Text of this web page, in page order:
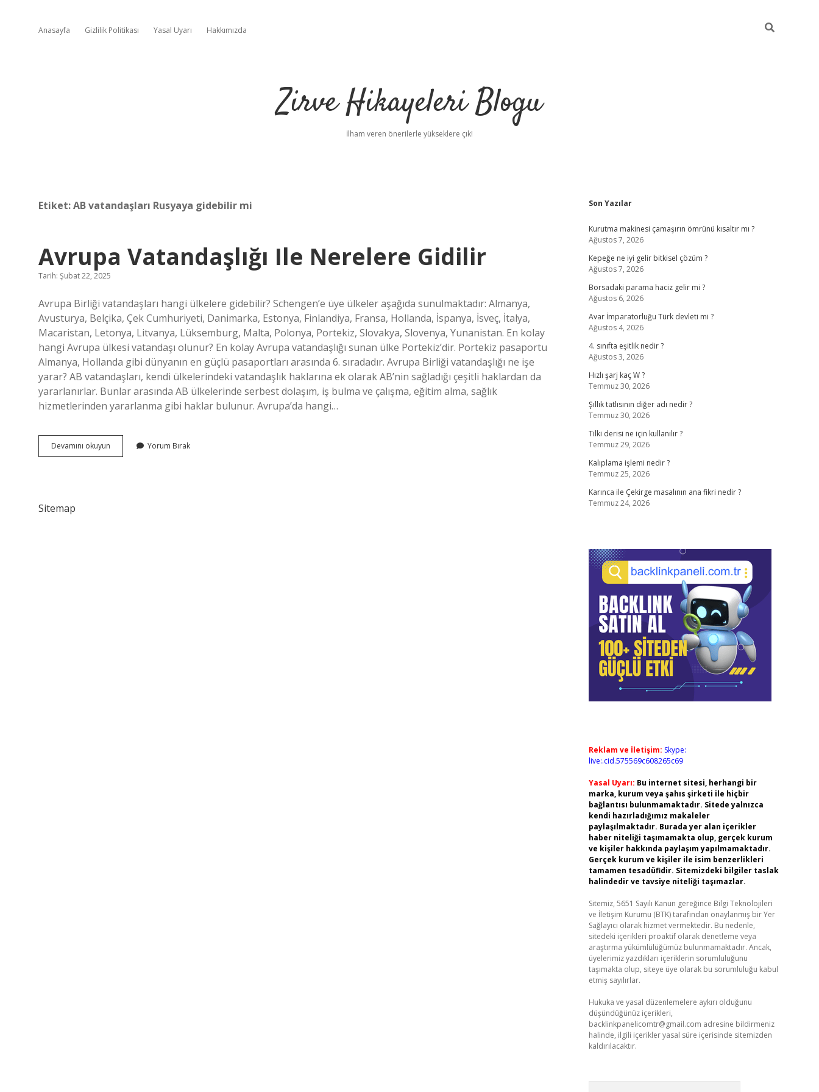
Anasayfa Gizlilik Politikası Yasal Uyarı Hakkımızda
Zirve Hikayeleri Blogu
İlham veren önerilerle yükseklere çık!
Etiket:AB vatandaşları Rusyaya gidebilir mi
Avrupa Vatandaşlığı Ile Nerelere Gidilir
Tarih: Şubat 22, 2025
Avrupa Birliği vatandaşları hangi ülkelere gidebilir? Schengen’e üye ülkeler aşağıda sunulmaktadır: Almanya,
Avusturya, Belçika, Çek Cumhuriyeti, Danimarka, Estonya, Finlandiya, Fransa, Hollanda, İspanya, İsveç, İtalya,
Macaristan, Letonya, Litvanya, Lüksemburg, Malta, Polonya, Portekiz, Slovakya, Slovenya, Yunanistan. En kolay
hangi Avrupa ülkesi vatandaşı olunur? En kolay Avrupa vatandaşlığı sunan ülke Portekiz’dir. Portekiz pasaportu
Almanya, Hollanda gibi dünyanın en güçlü pasaportları arasında 6. sıradadır. Avrupa Birliği vatandaşlığı ne işe
yarar? AB vatandaşları, kendi ülkelerindeki vatandaşlık haklarına ek olarak AB’nin sağladığı çeşitli haklardan da
yararlanırlar. Bunlar arasında AB ülkelerinde serbest dolaşım, iş bulma ve çalışma, eğitim alma, sağlık
hizmetlerinden yararlanma gibi haklar bulunur. Avrupa’da hangi…
Devamını okuyun
Vatandaşlığı
Yorum Bırak
Sitemap
Sidebar
Son Yazılar
Kurutma makinesi çamaşırın ömrünü kısaltır mı ?
Ağustos 7, 2026
Kepeğe ne iyi gelir bitkisel çözüm ?
Ağustos 7, 2026
Borsadaki parama haciz gelir mi ?
Ağustos 6, 2026
Avar İmparatorluğu Türk devleti mi ?
Ağustos 4, 2026
4. sınıfta eşitlik nedir ?
Ağustos 3, 2026
Hızlı şarj kaç W ?
Temmuz 30, 2026
Şıllık tatlısının diğer adı nedir ?
Temmuz 30, 2026
Tilki derisi ne için kullanılır ?
Temmuz 29, 2026
Kalıplama işlemi nedir ?
Temmuz 25, 2026
Karınca ile Çekirge masalının ana fikri nedir ?
Temmuz 24, 2026
Reklam ve İletişim: Skype:
live:.cid.575569c608265c69
Yasal Uyarı: Bu internet sitesi, herhangi bir
marka, kurum veya şahıs şirketi ile hiçbir
bağlantısı bulunmamaktadır. Sitede yalnızca
kendi hazırladığımız makaleler
paylaşılmaktadır. Burada yer alan içerikler
haber niteliği taşımamakta olup, gerçek kurum
ve kişiler hakkında paylaşım yapılmamaktadır.
Gerçek kurum ve kişiler ile isim benzerlikleri
tamamen tesadüfidir. Sitemizdeki bilgiler taslak
halindedir ve tavsiye niteliği taşımazlar.
Sitemiz, 5651 Sayılı Kanun gereğince Bilgi Teknolojileri
ve İletişim Kurumu (BTK) tarafından onaylanmış bir Yer
Sağlayıcı olarak hizmet vermektedir. Bu nedenle,
sitedeki içerikleri proaktif olarak denetleme veya
araştırma yükümlülüğümüz bulunmamaktadır. Ancak,
üyelerimiz yazdıkları içeriklerin sorumluluğunu
taşımakta olup, siteye üye olarak bu sorumluluğu kabul
etmiş sayılırlar.
Hukuka ve yasal düzenlemelere aykırı olduğunu
düşündüğünüz içerikleri,
backlinkpanelicomtr@gmail.com adresine bildirmeniz
halinde, ilgili içerikler yasal süre içerisinde sitemizden
kaldırılacaktır.